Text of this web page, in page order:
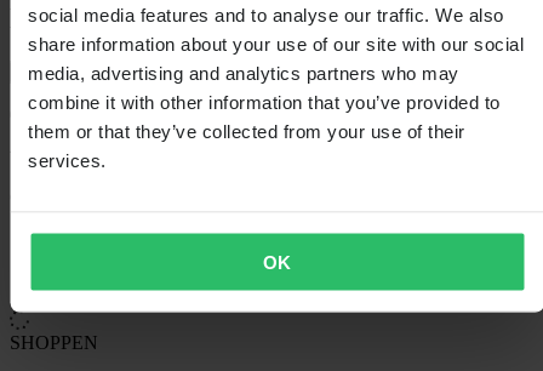
social media features and to analyse our traffic. We also
share information about your use of our site with our social
media, advertising and analytics partners who may
combine it with other information that you’ve provided to
them or that they’ve collected from your use of their
services.
OK
Klantenbeoordelingen (0)
Toon alleen lokale reviews
van de 5
SHOPPEN